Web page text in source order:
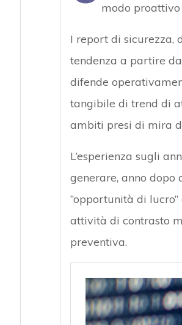
modo
I report di sicurezza,
tendenza a partire
difende
tangibile di trend di
ambiti presi di mira
L’esperienza sugli
generare, anno dopo
“opportunità di
attività di contrasto
preventiva.